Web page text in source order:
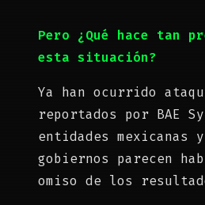
Pero ¿Qué hace tan
esta situación?
Ya han ocurrido
reportados por BAE
entidades
gobiernos parecen
omiso de los